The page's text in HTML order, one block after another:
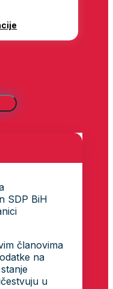
SDP BiH
članovima
na
u